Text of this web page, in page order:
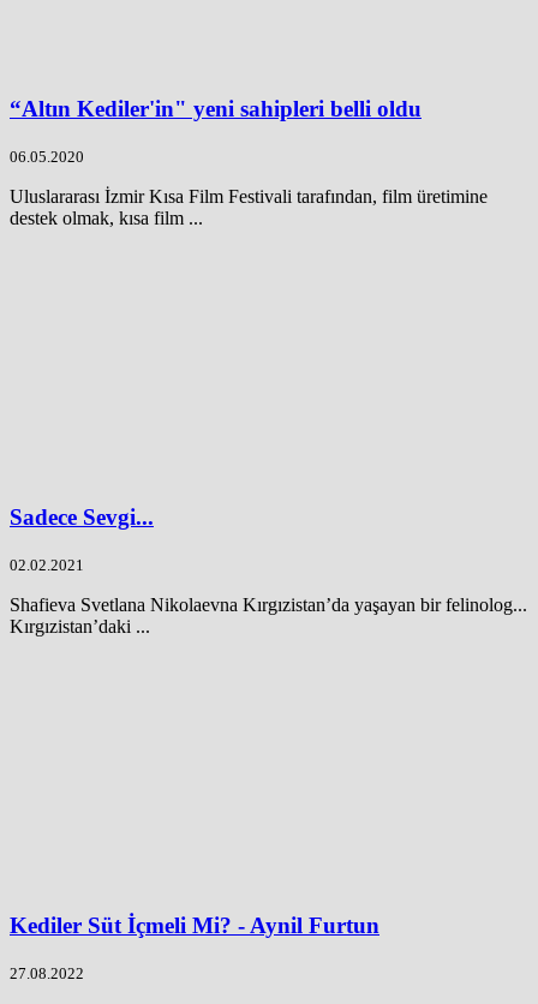
“Altın Kediler'in" yeni sahipleri belli oldu
06.05.2020
Uluslararası İzmir Kısa Film Festivali tarafından, film üretimine
destek olmak, kısa film ...
Sadece Sevgi...
02.02.2021
Shafieva Svetlana Nikolaevna Kırgızistan’da yaşayan bir felinolog...
Kırgızistan’daki ...
Kediler Süt İçmeli Mi? - Aynil Furtun
27.08.2022